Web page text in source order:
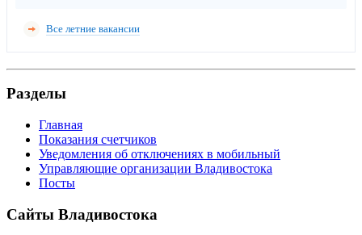
Все летние вакансии
Разделы
Главная
Показания счетчиков
Уведомления об отключениях в мобильный
Управляющие организации Владивостока
Посты
Сайты Владивостока